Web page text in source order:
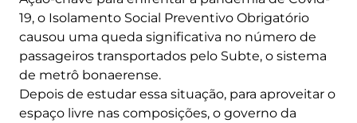
19, o Isolamento Social Preventivo Obrigatório
causou uma queda significativa no número de
passageiros transportados pelo Subte, o sistema
de metrô bonaerense.
Depois de estudar essa situação, para aproveitar o
espaço livre nas composições, o governo da